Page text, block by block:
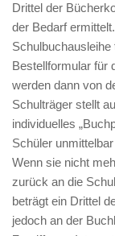
Drittel der
der Bedarf
Bestellformular für
werden dann von
Schulträger stellt
individuelles
Schüler
Wenn sie nicht
zurück an die
beträgt ein Drittel
jedoch an der